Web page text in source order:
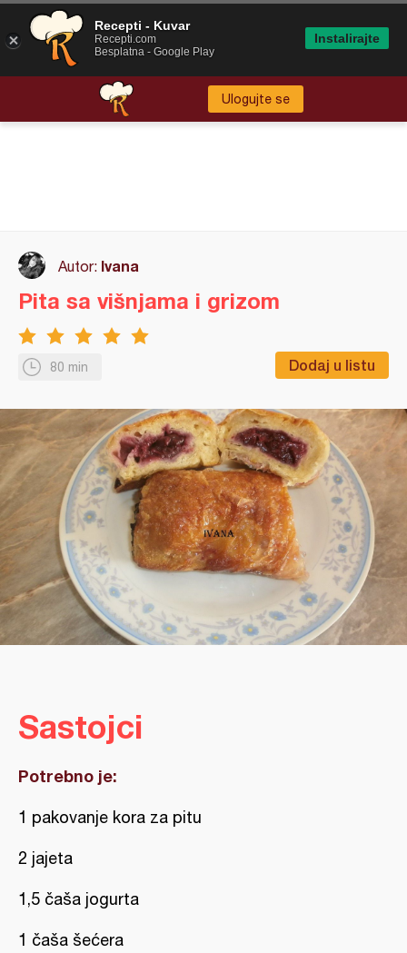
Ulogujte se
Autor: Ivana
80 min Dodaj u listu
Pita sa višnjama i grizom
Sastojci
Potrebno je:
1 pakovanje kora za pitu
2 jajeta
1,5 čaša jogurta
1 čaša šećera
Recepti - Kuvar
Recepti.com
Besplatna - Google Play
Instalirajte